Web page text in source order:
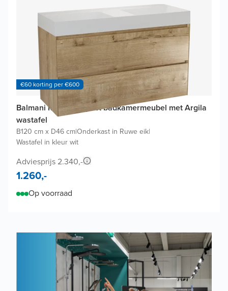
€60 korting per €600
Balmani Mitra Compact badkamermeubel met Argila
wastafel
B120 cm x D46 cm|Onderkast in Ruwe eik|
Wastafel in kleur wit
Adviesprijs 2.340,-
1.260,-
Op voorraad